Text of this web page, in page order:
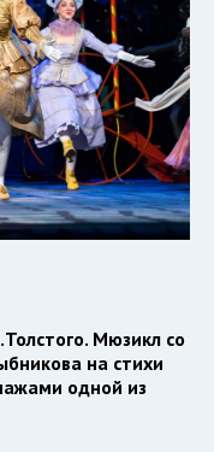
Мюзикл со
на стихи
одной из